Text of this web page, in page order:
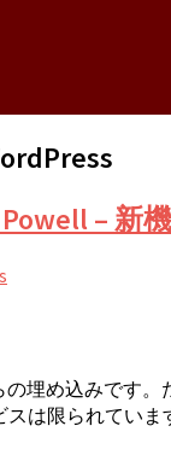
Powell – 新
埋め込みです
スは限られてい